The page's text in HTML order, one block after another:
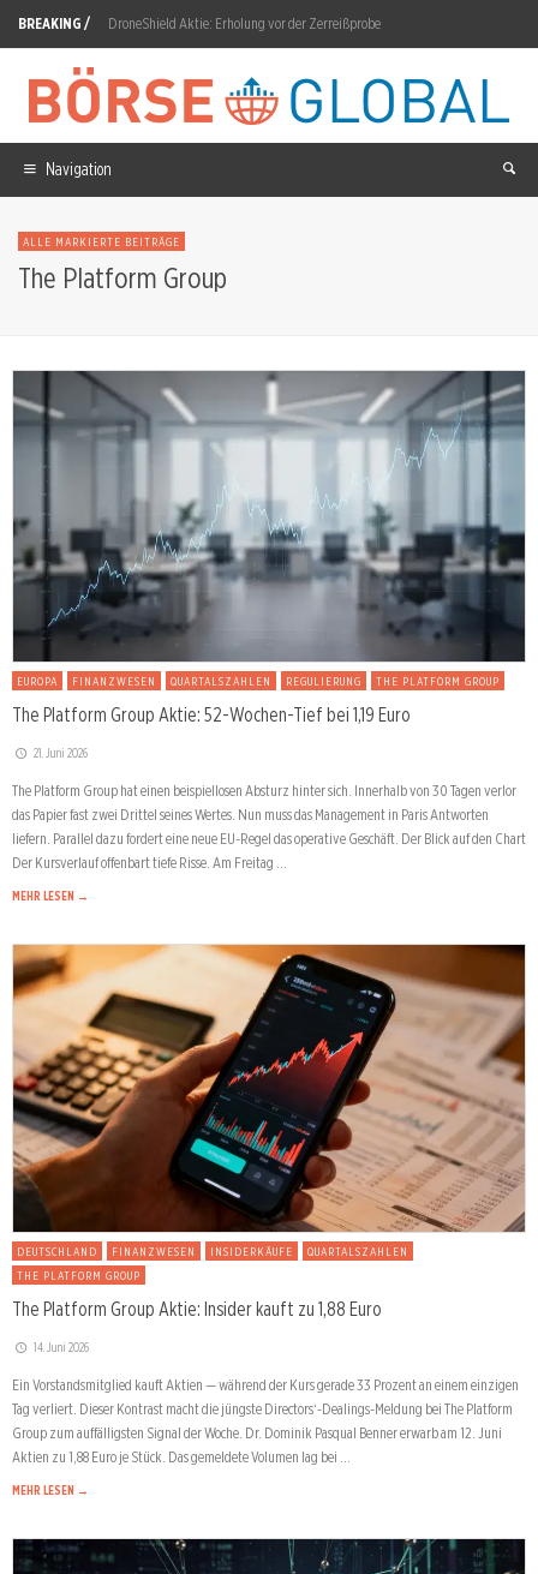
BREAKING / DroneShield Aktie: Erholung vor der Zerreißprobe
Bajaj Mobility explodiert – Arista und Polytec folgen auf Rekordkurs
Applovin Aktie: Fast ein Fünftel verloren
Super Micro Computer Aktie: 18 Prozent Bewegung erwartet
Cannabis Science Aktie: Anhörungen im Juli 2026 abgeschlossen
Apex Critical Metals Aktie: 22.000 bis 25.000 Meter bis September
Navigation
ALLE MARKIERTE BEITRÄGE
The Platform Group
EUROPA FINANZWESEN QUARTALSZAHLEN REGULIERUNG THE PLATFORM GROUP
The Platform Group Aktie: 52-Wochen-Tief bei 1,19 Euro
21. Juni 2026
The Platform Group hat einen beispiellosen Absturz hinter sich. Innerhalb von 30 Tagen verlor
das Papier fast zwei Drittel seines Wertes. Nun muss das Management in Paris Antworten
liefern. Parallel dazu fordert eine neue EU-Regel das operative Geschäft. Der Blick auf den Chart
Der Kursverlauf offenbart tiefe Risse. Am Freitag …
MEHR LESEN →
DEUTSCHLAND FINANZWESEN INSIDERKÄUFE
QUARTALSZAHLEN
THE PLATFORM GROUP
The Platform Group Aktie: Insider kauft zu 1,88 Euro
14. Juni 2026
Ein Vorstandsmitglied kauft Aktien — während der Kurs gerade 33 Prozent an einem einzigen
Tag verliert. Dieser Kontrast macht die jüngste Directors‘-Dealings-Meldung bei The Platform
Group zum auffälligsten Signal der Woche. Dr. Dominik Pasqual Benner erwarb am 12. Juni
Aktien zu 1,88 Euro je Stück. Das gemeldete Volumen lag bei …
MEHR LESEN →